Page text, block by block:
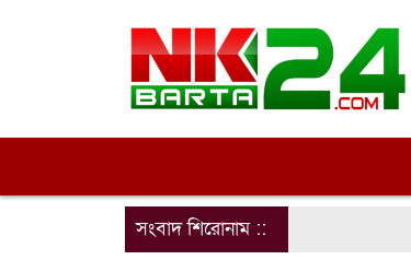
সংবাদ শিরোনাম ::